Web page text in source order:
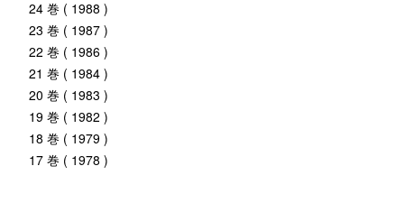
24 巻 ( 1988 )
23 巻 ( 1987 )
22 巻 ( 1986 )
21 巻 ( 1984 )
20 巻 ( 1983 )
19 巻 ( 1982 )
18 巻 ( 1979 )
17 巻 ( 1978 )